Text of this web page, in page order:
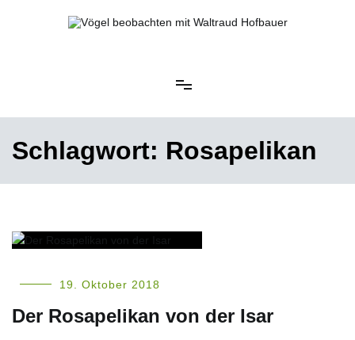
Schlagwort: Rosapelikan
19. Oktober 2018
Der Rosapelikan von der Isar